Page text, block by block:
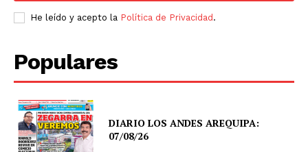
He leído y acepto la Política de Privacidad .
Populares
DIARIO LOS ANDES AREQUIPA:
07/08/26